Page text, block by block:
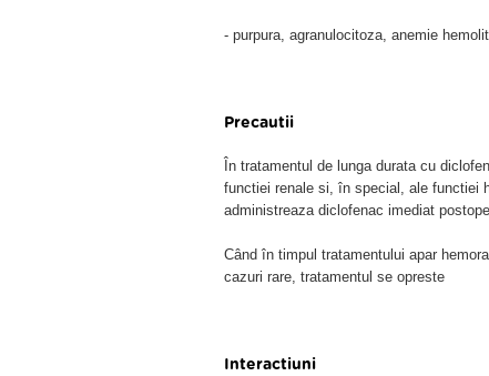
- purpura, agranulocitoza, anemie
Precautii
În tratamentul de lunga durata cu
functiei renale si, în special, ale functiei
administreaza diclofenac imediat
Când în timpul tratamentului apar
cazuri rare, tratamentul se opreste
Interactiuni